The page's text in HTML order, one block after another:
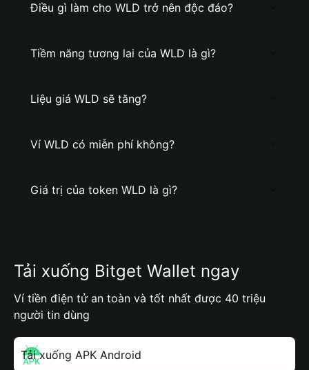
Điều gì làm cho WLD trở nên độc đáo?
Tiềm năng tương lai của WLD là gì?
Liệu giá WLD sẽ tăng?
Ví WLD có miễn phí không?
Giá trị của token WLD là gì?
Tải xuống Bitget Wallet ngay
Ví tiền điện tử an toàn và tốt nhất được 40 triệu
người tin dùng
Tải xuống APK Android